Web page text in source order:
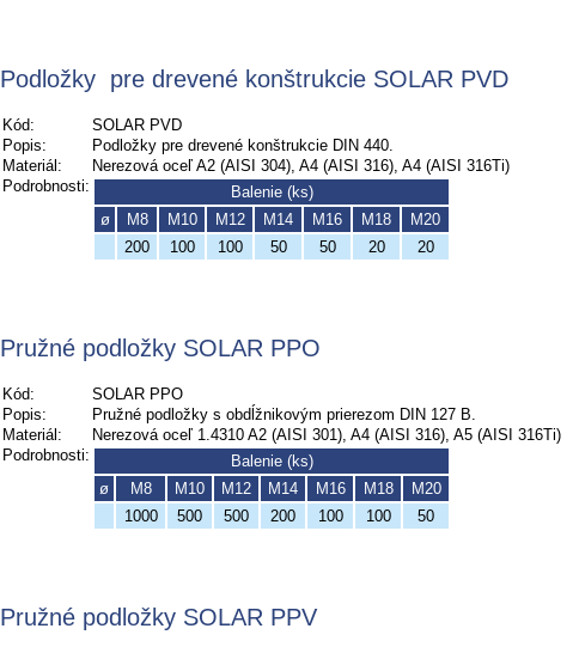
Podložky pre drevené konštrukcie SOLAR PVD
Kód:
SOLAR PVD
Popis:
Podložky pre drevené konštrukcie DIN 440.
Materiál:
Nerezová oceľ A2 (AISI 304), A4 (AISI 316), A4 (AISI 316Ti)
Podrobnosti:
Balenie (ks)
ø
M8 M10 M12 M14 M16 M18
M20
200
100 100 50 50 20 20
Pružné podložky SOLAR PPO
Kód:
SOLAR PPO
Popis:
Pružné podložky s obdĺžnikovým prierezom DIN 127 B.
Materiál:
Nerezová oceľ 1.4310 A2 (AISI 301), A4 (AISI 316), A5 (AISI 316Ti)
Podrobnosti:
Balenie (ks)
ø
M8 M10 M12 M14 M16 M18
M20
1000
500 500 200 100 100 50
Pružné podložky SOLAR PPV